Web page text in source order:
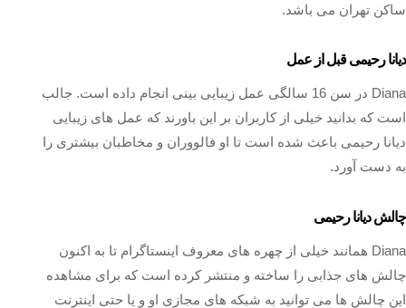
ساکن تهران می باشد.
دیانا رحیمی قبل از عمل
Diana در سن 16 سالگی عمل زیبایی بینی انجام داده است. جالب
است که بدانید خیلی از کاربران بر این باورند که عمل های زیبایی
دیانا رحیمی باعث شده است تا او فالووران و مخاطبان بیشتری را
به دست آورد.
چالش دیانا رحیمی
Diana همانند خیلی از چهره های معروف اینستاگرام تا به اکنون
چالش های جذابی را ساخته و منتشر کرده است که برای مشاهده
این چالش ها می‌ توانید به شبکه‌ های مجازی او و یا حتی اینترنت